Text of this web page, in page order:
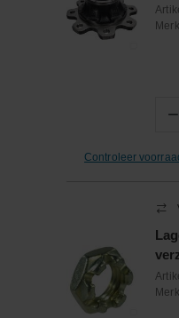
−
Controleer